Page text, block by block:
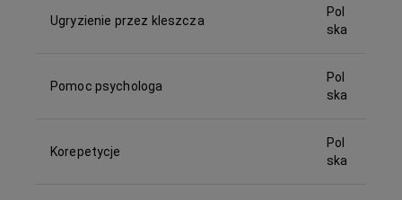
Ugryzienie przez kleszcza
Pol
ska
Pomoc psychologa
Pol
ska
Korepetycje
Pol
ska